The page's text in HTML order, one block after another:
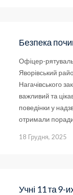
Безпека
Офіцер-
Яворівський
Нагачівського
важливий та
поведінки у
отримали
18 Грудня, 2025
Учні 11 та 9-